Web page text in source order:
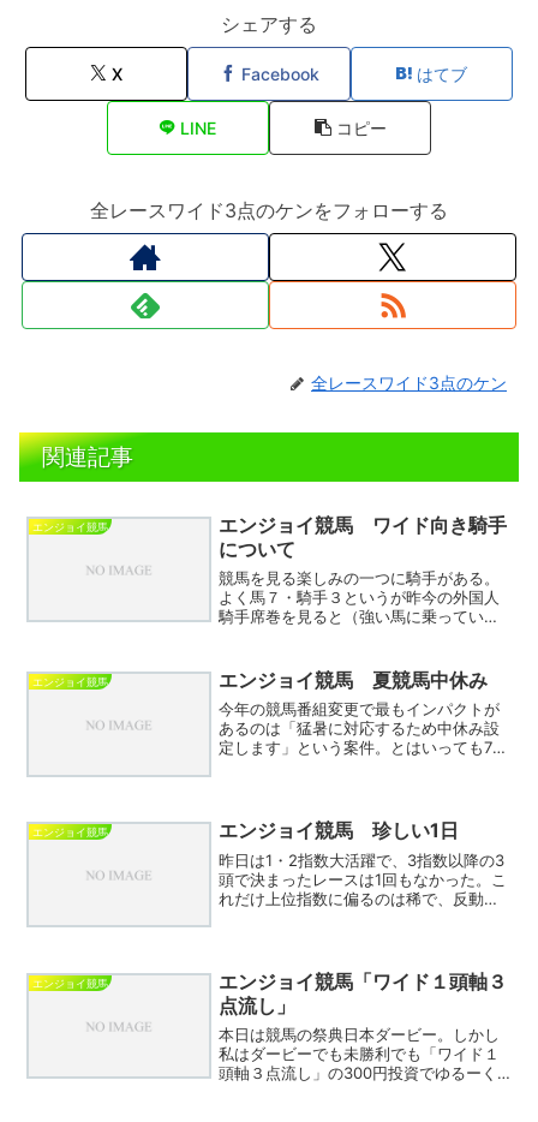
シェアする
X Facebook はてブ
LINE コピー
全レースワイド3点のケンをフォローする
全レースワイド3点のケン
関連記事
エンジョイ競馬
エンジョイ競馬 ワイド向き騎手
について
競馬を見る楽しみの一つに騎手がある。
よく馬７・騎手３というが昨今の外国人
騎手席巻を見ると（強い馬に乗っている
ているファンも「戸崎ー！いけー！」
「川田、もってこい！」など...
エンジョイ競馬 エンジョイ競馬 夏競馬中休み
今年の競馬番組変更で最もインパクトが
あるのは「猛暑に対応するため中休み設
定します」という案件。とはいっても7月
の施行。ただでさえ3...
エンジョイ競馬 エンジョイ競馬 珍しい1日
昨日は1・2指数大活躍で、3指数以降の3
頭で決まったレースは1回もなかった。こ
れだけ上位指数に偏るのは稀で、反動が
く、と本来いき...
エンジョイ競馬
エンジョイ競馬「ワイド１頭軸３
点流し」
本日は競馬の祭典日本ダービー。しかし
私はダービーでも未勝利でも「ワイド１
頭軸３点流し」の300円投資でゆるーく